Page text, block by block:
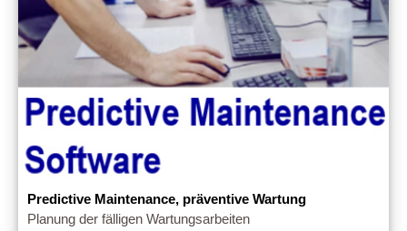
Predictive Maintenance, präventive Wartung
Planung der fälligen Wartungsarbeiten